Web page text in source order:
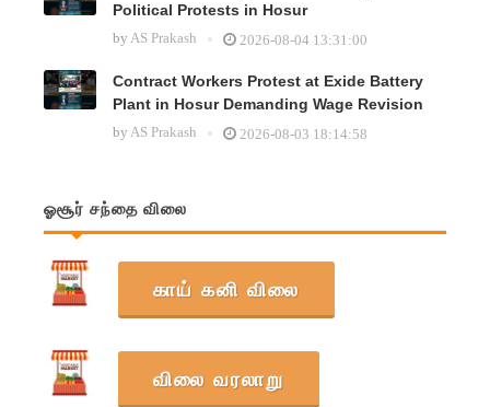
Political Protests in Hosur
by AS Prakash 2026-08-04 13:31:00
Contract Workers Protest at Exide Battery
Plant in Hosur Demanding Wage Revision
by AS Prakash 2026-08-03 18:14:58
ஓசூர் சந்தை விலை
காய் கனி விலை
விலை வரலாறு